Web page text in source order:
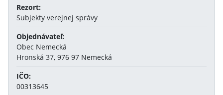
Rezort:
Subjekty verejnej správy
Objednávateľ:
Obec Nemecká
Hronská 37, 976 97 Nemecká
IČO:
00313645